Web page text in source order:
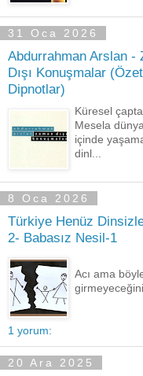
31 Oca 2026
Abdurrahman Arslan -
Dışı Konuşmalar
Dipnotlar)
Küresel
Mesela
içinde
dinl...
8 Oca 2026
Türkiye Henüz
2- Babasız Nesil-1
Acı ama
1 yorum:
20 Ara 2025